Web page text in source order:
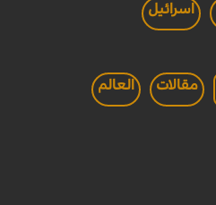
اسرائيل
مقالات العالم